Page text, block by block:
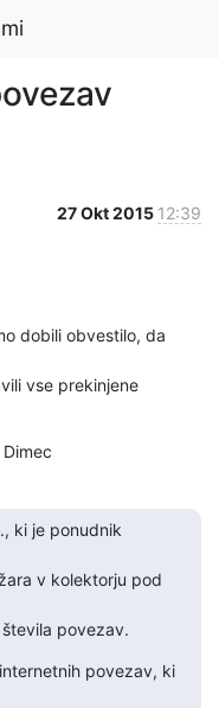
27 Okt 2015 12:39
dobili obvestilo, da
vse prekinjene
ki je ponudnik
v kolektorju pod
povezav.
povezav, ki